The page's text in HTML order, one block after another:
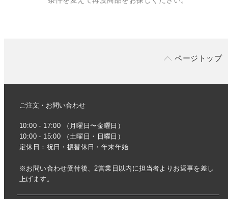
ページトップ
ご注文・お問い合わせ
10:00 - 17:00 （月曜日〜金曜日）
10:00 - 15:00 （土曜日・日曜日）
定休日：祝日・振替休日・年末年始
※お問い合わせ受付後、2営業日以内に担当者よりお返事を差し
上げます。